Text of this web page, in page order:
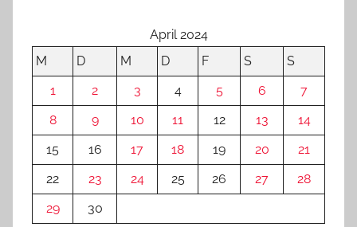
April 2024
M
D M D F S
S
1
2 3 4 5 6
7
8
9 10 11 12 13
14
15
16 17 18 19 20
21
22
23 24 25 26 27
28
29
30